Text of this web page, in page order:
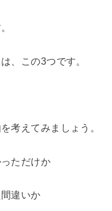
、この3つです。
考えてみましょう。
ただけか
違いか